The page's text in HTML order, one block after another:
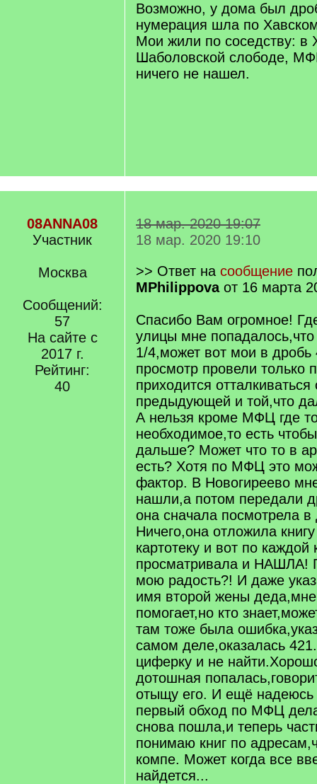
Возможно, у дома был
нумерация шла по
Мои жили по соседству: в
Шаболовской слободе,
ничего не нашел.
08ANNA08
Участник
Москва
Сообщений:
57
На сайте с
2017 г.
Рейтинг:
40
18 мар. 2020 19:07
18 мар. 2020 19:10
>> Ответ на сообщение
MPhilippovaот 16 марта
Спасибо Вам огромное!
улицы мне
1/4,может вот мои в дробь
просмотр провели только
приходится отталкиваться
предыдующей и той,что
А нельзя кроме МФЦ где
необходимое,то есть
дальше? Может что то в
есть? Хотя по МФЦ это
фактор. В Новогиреево
нашли,а потом передали
она сначала посмотрела в
Ничего,она отложила
картотеку и вот по каждой
просматривала и НАШЛА!
мою радость?! И даже
имя второй жены деда,мне
помогает,но кто
там тоже была
самом деле,оказалась
циферку и не
дотошная
отыщу его. И ещё надеюсь
первый обход по МФЦ
снова пошла,и теперь
понимаю книг по
компе. Может когда все
найдется...